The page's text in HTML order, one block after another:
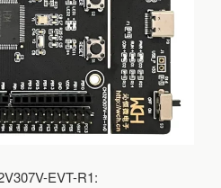
EVT-R1: